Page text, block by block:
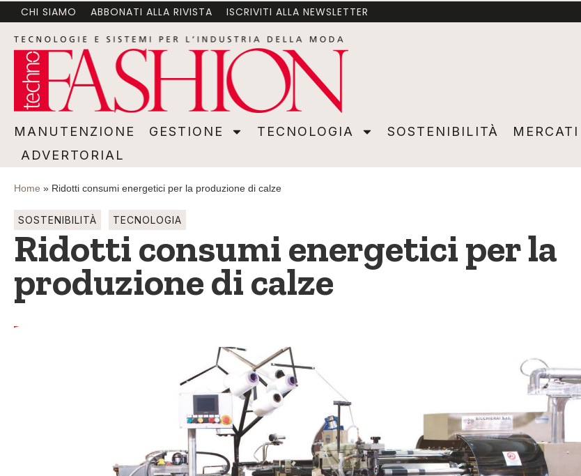
MANUTENZIONE GESTIONE TECNOLOGIA SOSTENIBILITÀ MERCATI SPECIALI VIDEO
CHI SIAMO ABBONATI ALLA RIVISTA ISCRIVITI ALLA NEWSLETTER
MANUTENZIONE GESTIONE TECNOLOGIA SOSTENIBILITÀ MERCATI
ADVERTORIAL
Home » Ridotti consumi energetici per la produzione di calze
SOSTENIBILITÀ TECNOLOGIA
Ridotti consumi energetici per la
produzione di calze